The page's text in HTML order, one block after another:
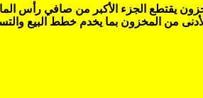
يقتطع الجزء الأكبر من صافي رأس
الأدنى من المخزون بما يخدم خطط البيع